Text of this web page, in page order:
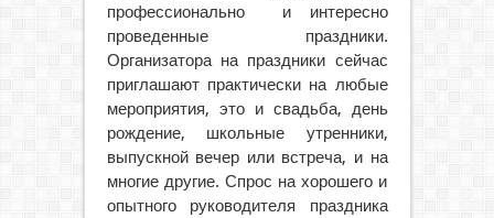
профессионально и интересно
проведенные праздники.
Организатора на праздники сейчас
приглашают практически на любые
мероприятия, это и свадьба, день
рождение, школьные утренники,
выпускной вечер или встреча, и на
многие другие. Спрос на хорошего и
опытного руководителя праздника